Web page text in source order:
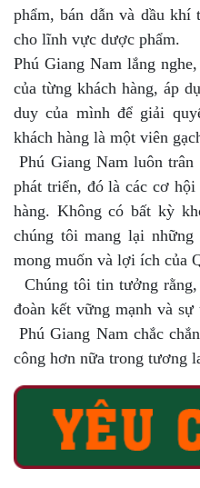
phẩm, bán dẫn và dầu
cho lĩnh vực dược phẩm.
Phú Giang Nam lắng
của từng khách hàng, áp
duy của mình để giải
khách hàng là một viên
Phú Giang Nam luôn
phát triển, đó là các cơ
hàng. Không có bất kỳ
chúng tôi mang lại
mong muốn và lợi ích của
Chúng tôi tin tưởng
đoàn kết vững mạnh và sự
Phú Giang Nam chắc
công hơn nữa trong tương